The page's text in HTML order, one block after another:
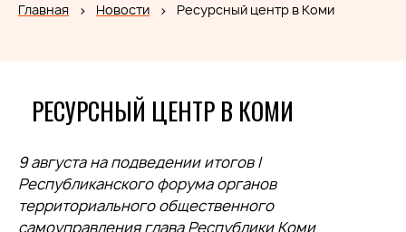
Главная Новости Ресурсный центр в Коми
РЕСУРСНЫЙ ЦЕНТР В КОМИ
9 августа на подведении итогов I
Республиканского форума органов
территориального общественного
самоуправления глава Республики Коми